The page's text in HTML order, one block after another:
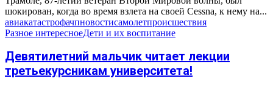
шокирован, когда во время взлета на своей Cessna, к нему на...
авиакатастрофачпновостисамолетпроисшествия
Разное интересноеДети и их воспитание
Девятилетний мальчик читает лекции
третьекурсникам университета!